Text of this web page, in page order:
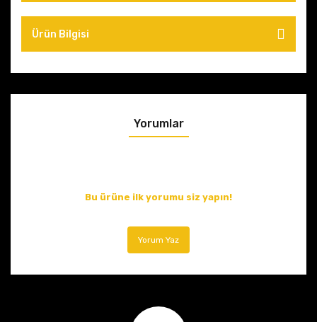
Ürün Bilgisi
Yorumlar
Bu ürüne ilk yorumu siz yapın!
Yorum Yaz